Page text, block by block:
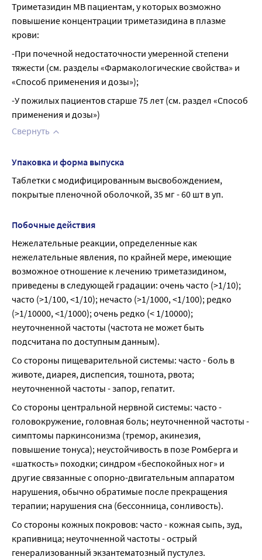
Триметазидин МВ пациентам, у которых возможно
повышение концентрации триметазидина в плазме
крови:
-При почечной недостаточности умеренной степени
тяжести (см. разделы «Фармакологические свойства» и
«Способ применения и дозы»);
-У пожилых пациентов старше 75 лет (см. раздел «Способ
применения и дозы»)
Свернуть
Упаковка и форма выпуска
Таблетки с модифицированным высвобождением,
покрытые пленочной оболочкой, 35 мг - 60 шт в уп.
Побочные действия
Нежелательные реакции, определенные как
нежелательные явления, по крайней мере, имеющие
возможное отношение к лечению триметазидином,
приведены в следующей градации: очень часто (>1/10);
часто (>1/100, <1/10); нечасто (>1/1000, <1/100); редко
(>1/10000, <1/1000); очень редко (< 1/10000);
неуточненной частоты (частота не может быть
подсчитана по доступным данным).
Со стороны пищеварительной системы: часто - боль в
животе, диарея, диспепсия, тошнота, рвота;
неуточненной частоты - запор, гепатит.
Со стороны центральной нервной системы: часто -
головокружение, головная боль; неуточненной частоты -
симптомы паркинсонизма (тремор, акинезия,
повышение тонуса); неустойчивость в позе Ромберга и
«шаткость» походки; синдром «беспокойных ног» и
другие связанные с опорно-двигательным аппаратом
нарушения, обычно обратимые после прекращения
терапии; нарушения сна (бессонница, сонливость).
Со стороны кожных покровов: часто - кожная сыпь, зуд,
крапивница; неуточненной частоты - острый
генерализованный экзантематозный пустулез.